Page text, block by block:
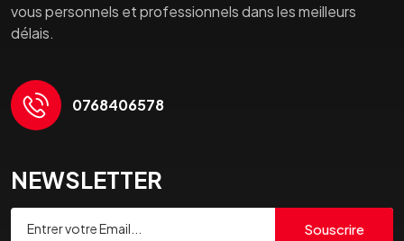
vous personnels et professionnels dans les meilleurs
délais.
0768406578
NEWSLETTER
Souscrire